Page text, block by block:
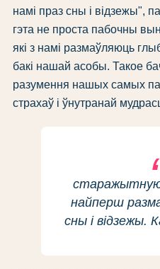
намі праз сны і відзежы",
гэта не проста пабочны
які з намі размаўляюць
бакі нашай асобы. Такое
разумення нашых самых
страхаў і ўнутранай
старажытную
найперш
сны і відзежы.